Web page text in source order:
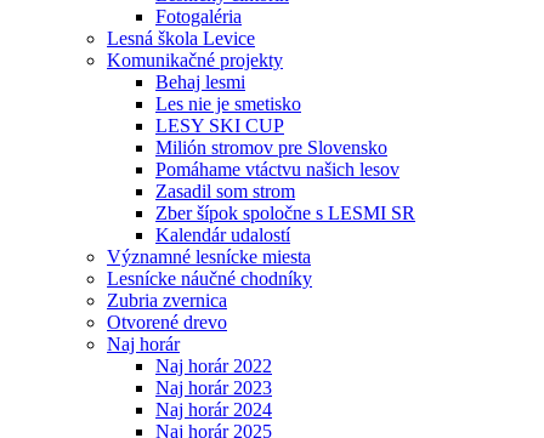
Fotogaléria
Lesná škola Levice
Komunikačné projekty
Behaj lesmi
Les nie je smetisko
LESY SKI CUP
Milión stromov pre Slovensko
Pomáhame vtáctvu našich lesov
Zasadil som strom
Zber šípok spoločne s LESMI SR
Kalendár udalostí
Významné lesnícke miesta
Lesnícke náučné chodníky
Zubria zvernica
Otvorené drevo
Naj horár
Naj horár 2022
Naj horár 2023
Naj horár 2024
Naj horár 2025